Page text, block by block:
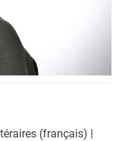
(français) |